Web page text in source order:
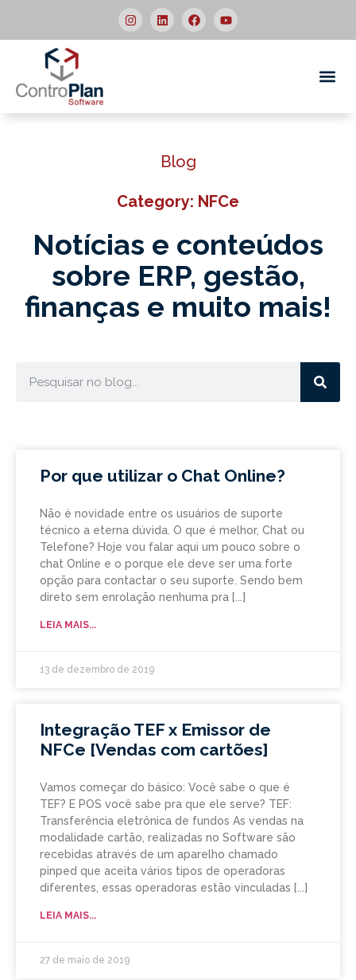
Blog
Category: NFCe
Notícias e conteúdos
sobre ERP, gestão,
finanças e muito mais!
Por que utilizar o Chat Online?
Não é novidade entre os usuários de suporte
técnico a eterna dúvida. O que é melhor, Chat ou
Telefone? Hoje vou falar aqui um pouco sobre o
chat Online e o porque ele deve ser uma forte
opção para contactar o seu suporte. Sendo bem
direto sem enrolação nenhuma pra
LEIA MAIS...
13 de dezembro de 2019
Integração TEF x Emissor de
NFCe [Vendas com cartões]
Vamos começar do básico: Você sabe o que é
TEF? E POS você sabe pra que ele serve? TEF:
Transferência eletrônica de fundos As vendas na
modalidade cartão, realizadas no Software são
recebidas através de um aparelho chamado
pinped que aceita vários tipos de operadoras
diferentes, essas operadoras estão vinculadas
LEIA MAIS...
27 de maio de 2019